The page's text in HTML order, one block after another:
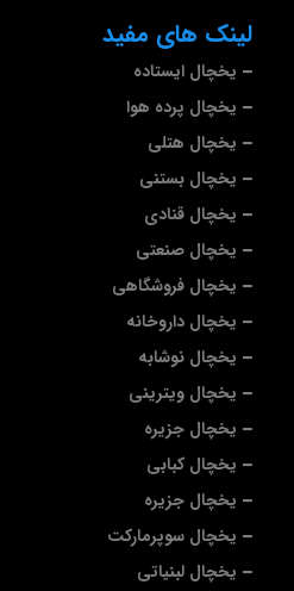
لینک های مفید
یخچال ایستاده
یخچال پرده هوا
یخچال هتلی
یخچال بستنی
یخچال قنادی
یخچال صنعتی
یخچال فروشگاهی
یخچال داروخانه
یخچال نوشابه
یخچال ویترینی
یخچال جزیره
یخچال کبابی
یخچال جزیره
یخچال سوپرمارکت
یخچال لبنیاتی